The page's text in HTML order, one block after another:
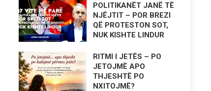
POLITIKANËT JANË TË
NJËJTIT – POR BREZI
QË PROTESTON SOT,
NUK KISHTE LINDUR
RITMI I JETËS – PO
JETOJMË APO
THJESHTË PO
NXITOJMË?